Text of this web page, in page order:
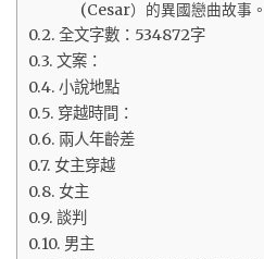
(Cesar）的異國戀曲故事。
全文字數：534872字
文案：
小說地點
穿越時間：
兩人年齡差
女主穿越
女主
談判
男主